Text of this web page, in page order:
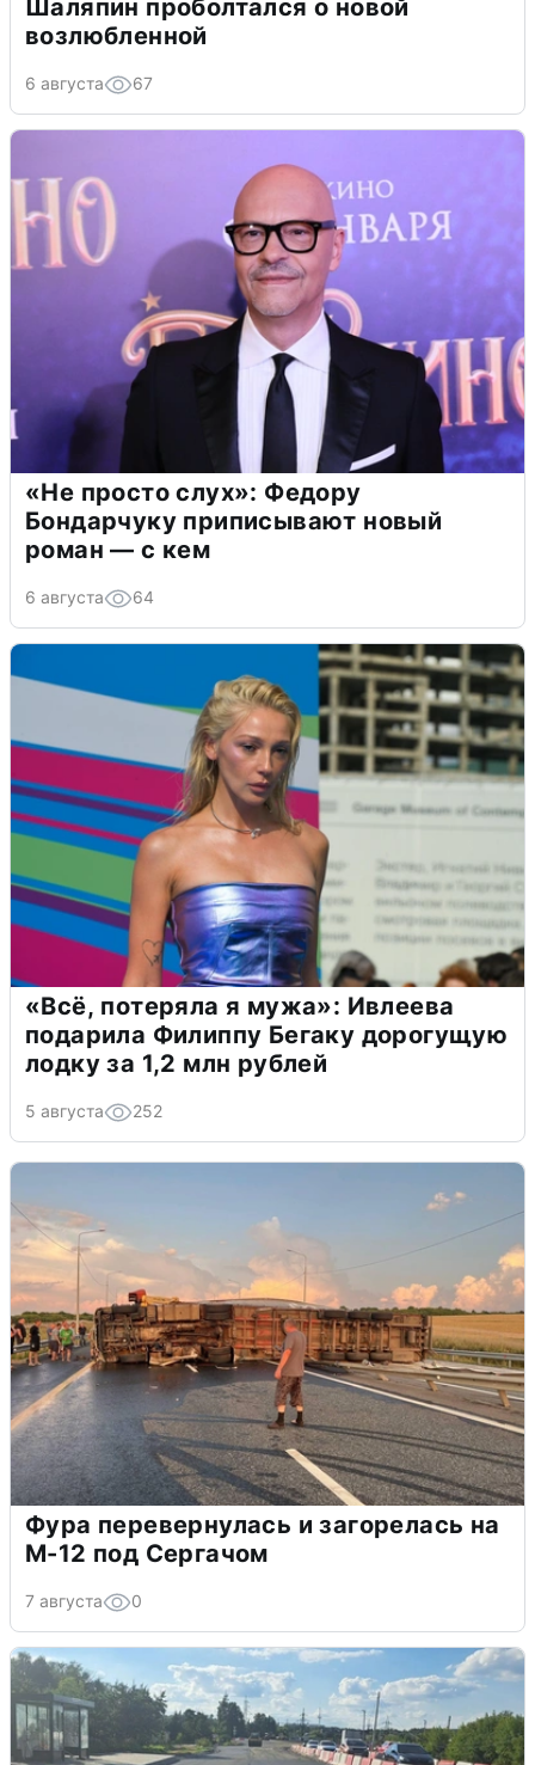
Шаляпин проболтался о новой
возлюбленной
6 августа 67
«Не просто слух»: Федору
Бондарчуку приписывают новый
роман — с кем
6 августа 64
«Всё, потеряла я мужа»: Ивлеева
подарила Филиппу Бегаку дорогущую
лодку за 1,2 млн рублей
5 августа 252
Фура перевернулась и загорелась на
М-12 под Сергачом
7 августа 0